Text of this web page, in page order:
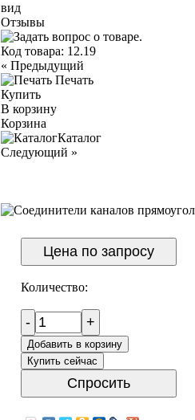
вид
Отзывы
Код товара: 12.19
« Предыдущий
Печать
Купить
В корзину
Корзина
Каталог
Следующий »
Цена по запросу
Количество:
- +
Добавить в корзину
Купить сейчас
Спросить